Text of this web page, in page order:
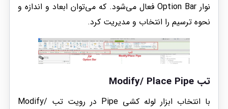
نوار Option Bar فعال می‌شود. که می‌توان ابعاد و اندازه و
نحوه ترسیم را انتخاب و مدیریت کرد.
تب Modify/ Place Pipe
با انتخاب ابزار لوله کشی Pipe در رویت تب Modify/